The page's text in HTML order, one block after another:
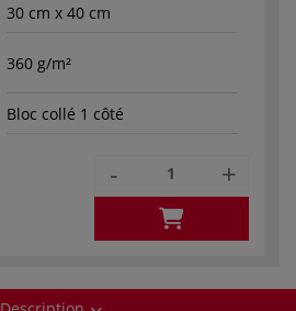
30 cm x 40 cm
360 g/m²
Bloc collé 1 côté
- +